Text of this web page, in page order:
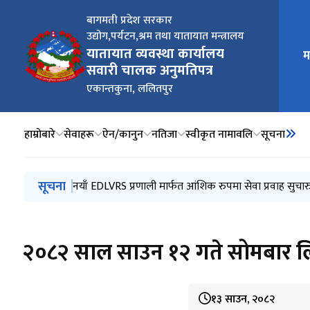
बागमती प्रदेश सरकार
उद्योग,पर्यटन,श्रम तथा यातायात मन्त्रालय
यातायात व्यवस्था कार्यालय
सवारी चालक अनुमतिपत्र
एकान्तकुना, ललितपुर
मुख्य
हाम्रोबारे सेवाहरू ऐन/कानुन नतिजा स्वीकृत नामावलि सूचना
मुख्य नेभिगेसनमा जानुहोस्
सूचना सवारी चालक अनुमतिपत्रका लागि स्वास्थ्य परिक्षण गर्ने
नयाँ EDLVRS प्रणाली मार्फत आंशिक रुपमा सेवा प्रवाह
सवारी चालक अनुमतीपत्र वितरण सम्बन्धी सुचना
सार्वजनिक अनुरोध सम्बन्धमा
२०८३ साल साउन ५ गते लिइने वर्ग (A) Trial परीक्षामा सहभागी
२०८२ साल साउन १२ गते सोमबार
१३ साउन, २०८२